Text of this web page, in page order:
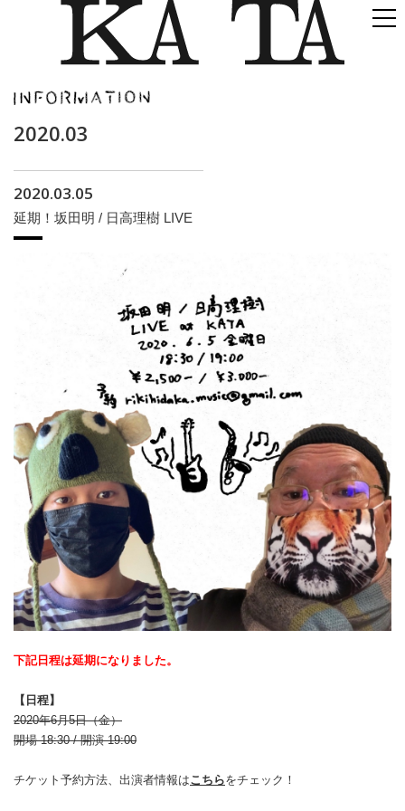
2020.03
2020.03.05
延期！坂田明 / 日高理樹 LIVE
下記日程は延期になりました。
【日程】
2020年6月5日（金）
開場 18:30 / 開演 19:00
チケット予約方法、出演者情報はこちらをチェック！